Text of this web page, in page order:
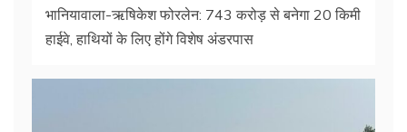
भानियावाला-ऋषिकेश फोरलेन: 743 करोड़ से बनेगा 20 किमी
हाईवे, हाथियों के लिए होंगे विशेष अंडरपास